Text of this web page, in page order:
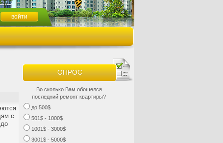
ОПРОС
Во сколько Вам обошелся
последний ремонт квартиры?
до 500$
501$ - 1000$
1001$ - 3000$
3001$ - 5000$
с